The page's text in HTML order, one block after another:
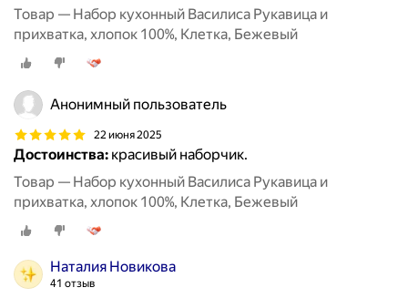
Товар — Набор кухонный Василиса Рукавица и
прихватка, хлопок 100%, Клетка, Бежевый
Анонимный пользователь
22 июня 2025
Достоинства: красивый наборчик.
Товар — Набор кухонный Василиса Рукавица и
прихватка, хлопок 100%, Клетка, Бежевый
Наталия Новикова
41 отзыв